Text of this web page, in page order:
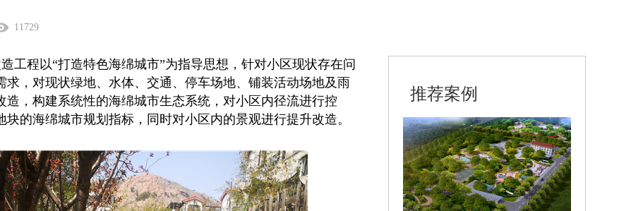
11729
工程以“打造特色海绵城市”为指导思想，针对小区现状存在问
求，对现状绿地、水体、交通、停车场地、铺装活动场地及雨
造，构建系统性的海绵城市生态系统，对小区内径流进行控
块的海绵城市规划指标，同时对小区内的景观进行提升改造。
推荐案例